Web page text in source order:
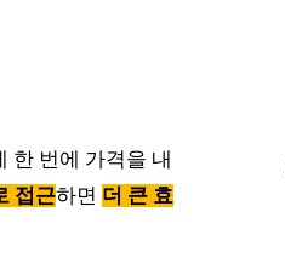
한 번에 가격을 내
접근하면 더 큰 효